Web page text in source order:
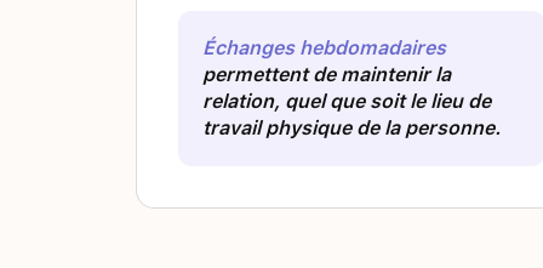
Échanges hebdomadaires
permettent de maintenir la
relation, quel que soit le lieu de
travail physique de la personne.